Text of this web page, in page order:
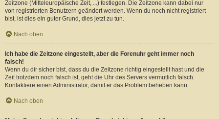
Zeitzone (Mitteleuropäische Zeit, ...) festlegen. Die Zeitzone kann dabei nur
von registrierten Benutzern geändert werden. Wenn du noch nicht registriert
bist, ist dies ein guter Grund, dies jetzt zu tun.
Nach oben
Ich habe die Zeitzone eingestellt, aber die Forenuhr geht immer noch
falsch!
Wenn du dir sicher bist, dass du die Zeitzone richtig eingestellt hast und die
Zeit trotzdem noch falsch ist, geht die Uhr des Servers vermutlich falsch.
Kontaktiere einen Administrator, damit er das Problem beheben kann.
Nach oben